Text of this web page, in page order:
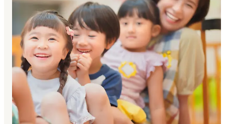
地図から探す
地域から探す
マイページ
閲覧履歴